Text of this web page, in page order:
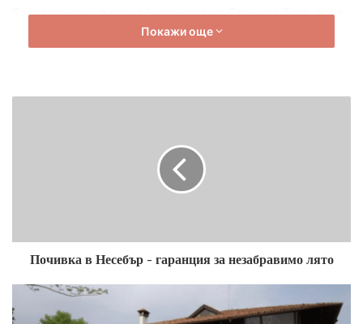
Разположен е в спокойната част на Слънчев бряг, сред
зеленина и красиви градини. Съчетавайки модерен
разполага с всички удобства, необходими за безгрижен
летен престой. Безжичен интернет, телевизор и
Какви развлечения предлага?
Тарсис разполага с уелнес зона, където можете да се
Покажи още
Почивка в Несебър - гаранция за незабравимо лято